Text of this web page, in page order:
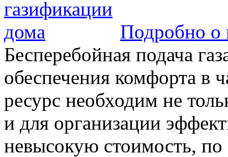
Подробно о
Бесперебойная подача
обеспечения комфорта в
ресурс необходим не
и для организации
невысокую стоимость, по